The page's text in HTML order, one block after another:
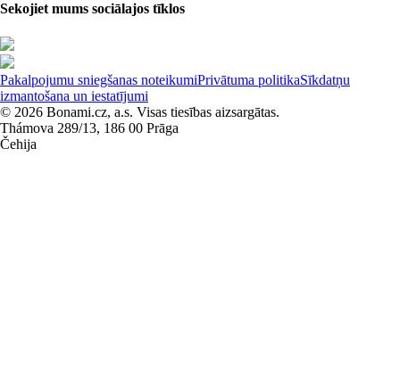
Sekojiet mums sociālajos tīklos
Pakalpojumu sniegšanas noteikumiPrivātuma politikaSīkdatņu
izmantošana un iestatījumi
© 2026 Bonami.cz, a.s. Visas tiesības aizsargātas.
Thámova 289/13, 186 00 Prāga
Čehija